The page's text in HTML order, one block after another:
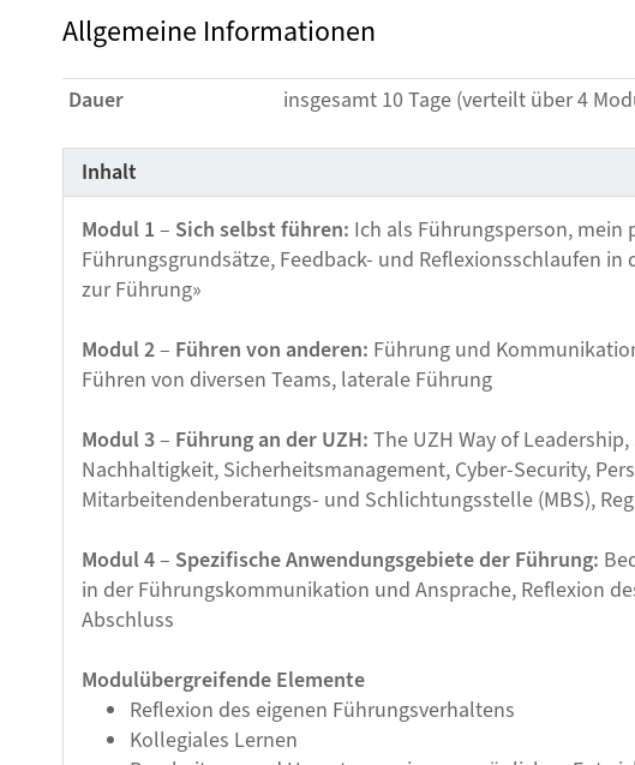
Allgemeine Informationen
Dauer insgesamt 10 Tage (verteilt über 4
Inhalt
Modul 1– Sich selbst führen: Ich als Führungsperson, mein
Führungsgrundsätze, Feedback- und Reflexionsschlaufen
zur Führung»
Modul 2– Führen von anderen: Führung und
Führen von diversen Teams, laterale Führung
Modul 3– Führung an der UZH: The UZH Way of
Nachhaltigkeit, Sicherheitsmanagement, Cyber-Security,
Mitarbeitendenberatungs- und Schlichtungsstelle (MBS),
Modul 4– Spezifische Anwendungsgebiete der Führung:
in der Führungskommunikation und Ansprache, Reflexion
Abschluss
Modulübergreifende Elemente
Reflexion des eigenen Führungsverhaltens
Kollegiales Lernen